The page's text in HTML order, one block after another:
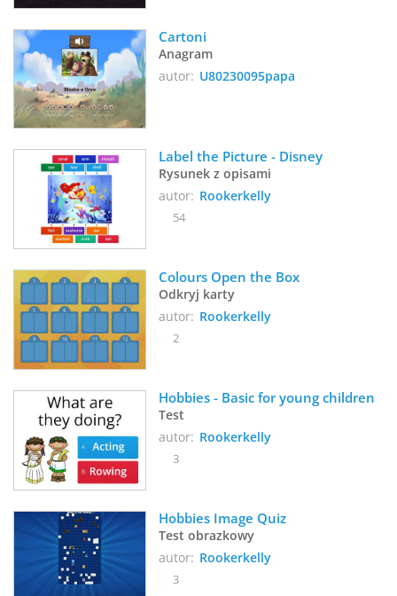
Cartoni
Anagram
autor: U80230095papa
Label the Picture - Disney
Rysunek z opisami
autor: Rookerkelly
54
Colours Open the Box
Odkryj karty
autor: Rookerkelly
2
Hobbies - Basic for young children
Test
autor: Rookerkelly
3
Hobbies Image Quiz
Test obrazkowy
autor: Rookerkelly
3